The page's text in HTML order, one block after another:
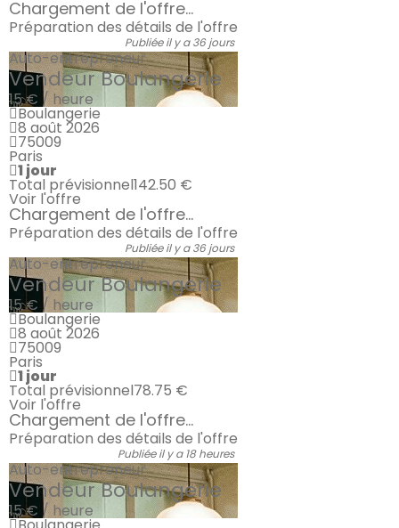
Chargement de l'offre...
Préparation des détails de l'offre
Publiée il y a 36 jours
Auto-entrepreneur
Vendeur Boulangerie
15 € / heure
Boulangerie
8 août 2026
75009
Paris
1 jour
Total prévisionnel142.50 €
Voir l'offre
Chargement de l'offre...
Préparation des détails de l'offre
Publiée il y a 36 jours
Auto-entrepreneur
Vendeur Boulangerie
15 € / heure
Boulangerie
8 août 2026
75009
Paris
1 jour
Total prévisionnel78.75 €
Voir l'offre
Chargement de l'offre...
Préparation des détails de l'offre
Publiée il y a 18 heures
Auto-entrepreneur
Vendeur Boulangerie
15 € / heure